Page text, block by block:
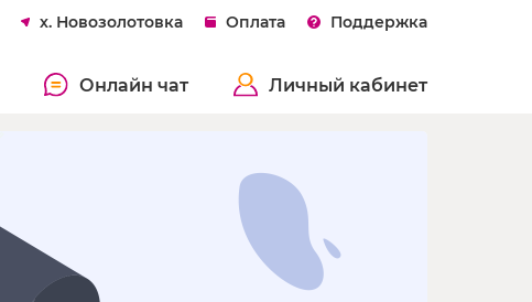
х. Новозолотовка Оплата Поддержка
Онлайн чат Личный кабинет